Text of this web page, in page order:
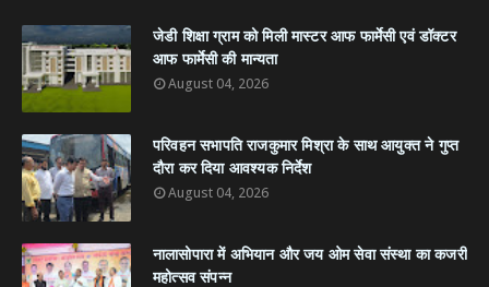
जेडी शिक्षा ग्राम को मिली मास्टर आफ फार्मेसी एवं डॉक्टर
आफ फार्मेसी की मान्यता
August 04, 2026
परिवहन सभापति राजकुमार मिश्रा के साथ आयुक्त ने गुप्त
दौरा कर दिया आवश्यक निर्देश
August 04, 2026
नालासोपारा में अभियान और जय ओम सेवा संस्था का कजरी
महोत्सव संपन्न